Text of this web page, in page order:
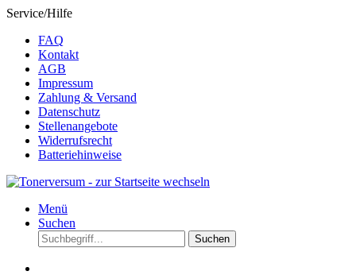
Service/Hilfe
FAQ
Kontakt
AGB
Impressum
Zahlung & Versand
Datenschutz
Stellenangebote
Widerrufsrecht
Batteriehinweise
Menü
Suchen
Suchen